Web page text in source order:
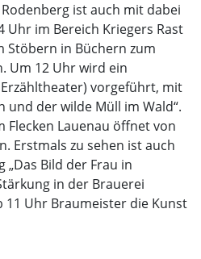
ist auch mit dabei
Uhr im Bereich Kriegers Rast
Stöbern in Büchern zum
Um 12 Uhr wird ein
vorgeführt, mit
und der wilde Müll im Wald“.
Flecken Lauenau öffnet von
Erstmals zu sehen ist auch
„Das Bild der Frau in
in der Brauerei
11 Uhr Braumeister die Kunst